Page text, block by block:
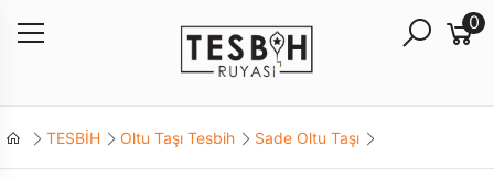
0
TESBİH Oltu Taşı Tesbih Sade Oltu Taşı